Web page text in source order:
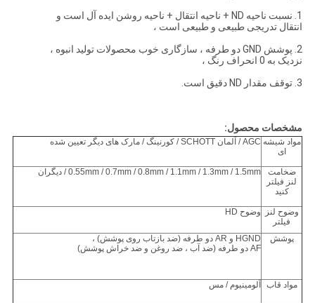
1. نسبت ناحیه ND + ناحیه انتقال + ناحیه روشن ایده آل است و
انتقال تدریجی طبیعی و طبیعی است ،
2. پوشش GND دو طرفه ، سازگاری خوب محصولات تولید انبوه ،
نزدیک به 0 انحراف رنگ ،
3. توقف مقدار ND دقیق است.
مشخصات محصول:
مواد شیشه
ای
AGC / آلمان SCHOTT / کورنینگ / مارک های دیگر تعیین شده
ضخامت
لنز فیلتر
کنید
0.55mm / 0.7mm / 0.8mm / 1.1mm / 1.3mm / 1.5mm / دیگران
وضوح لنز
فیلتر
وضوح HD
پوشش
HGND و AR دو طرفه (ضد بازتاب روی پوشش) ،
AF دو طرفه (ضد آب ، ضد روغن و ضد خراش پوشش)
مواد قاب آلومینیوم / مس